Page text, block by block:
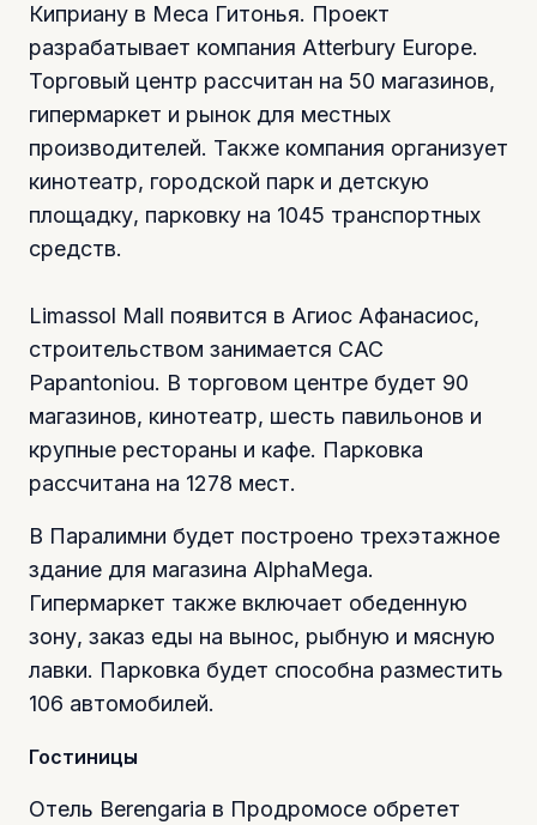
Киприану в Меса Гитонья. Проект
разрабатывает компания Atterbury Europe.
Торговый центр рассчитан на 50 магазинов,
гипермаркет и рынок для местных
производителей. Также компания организует
кинотеатр, городской парк и детскую
площадку, парковку на 1045 транспортных
средств.
Limassol Mall появится в Агиос Афанасиос,
строительством занимается CAC
Papantoniou. В торговом центре будет 90
магазинов, кинотеатр, шесть павильонов и
крупные рестораны и кафе. Парковка
рассчитана на 1278 мест.
В Паралимни будет построено трехэтажное
здание для магазина AlphaMega.
Гипермаркет также включает обеденную
зону, заказ еды на вынос, рыбную и мясную
лавки. Парковка будет способна разместить
106 автомобилей.
Гостиницы
Отель Berengaria в Продромосе обретет